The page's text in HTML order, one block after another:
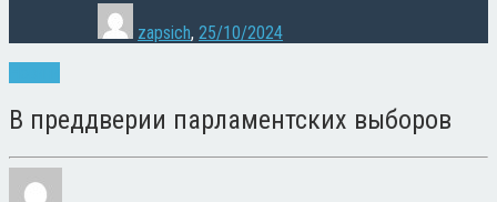
zapsich, 25/10/2024
В преддверии парламентских выборов